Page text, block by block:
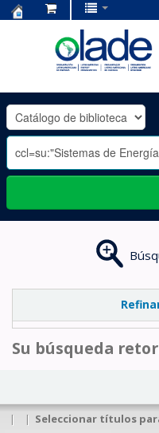
OLADE
-
Su búsqueda
| | Seleccionar títulos